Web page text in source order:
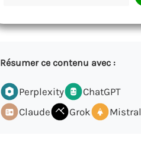
Résumer ce contenu avec :
Perplexity
ChatGPT
Claude
Grok Mistral